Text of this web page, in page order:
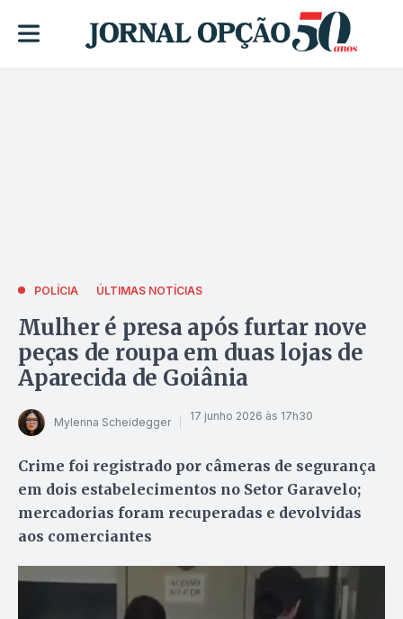
POLÍCIA ÚLTIMAS NOTÍCIAS
Mulher é presa após furtar nove
peças de roupa em duas lojas de
Aparecida de Goiânia
Mylenna Scheidegger 17 junho 2026 às 17h30
Crime foi registrado por câmeras de segurança
em dois estabelecimentos no Setor Garavelo;
mercadorias foram recuperadas e devolvidas
aos comerciantes